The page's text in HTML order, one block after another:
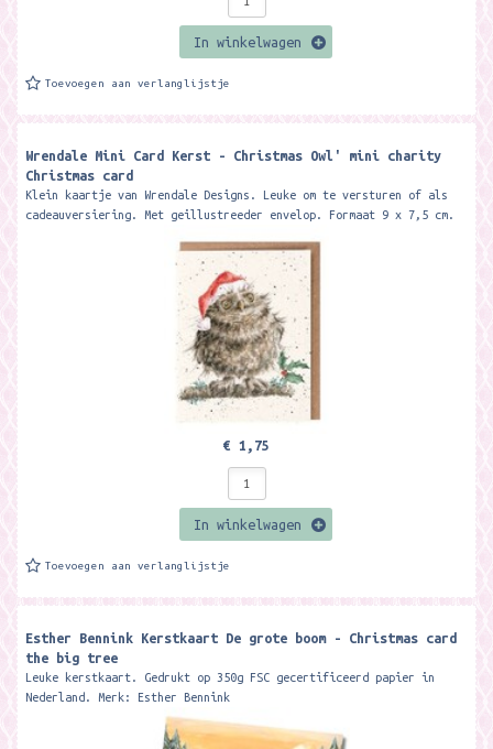
In winkelwagen
Toevoegen aan verlanglijstje
Wrendale Mini Card Kerst - Christmas Owl' mini charity
Christmas card
Klein kaartje van Wrendale Designs. Leuke om te versturen of als
cadeauversiering. Met geillustreeder envelop. Formaat 9 x 7,5 cm.
€ 1,75
In winkelwagen
Toevoegen aan verlanglijstje
Esther Bennink Kerstkaart De grote boom - Christmas card
the big tree
Leuke kerstkaart. Gedrukt op 350g FSC gecertificeerd papier in
Nederland. Merk: Esther Bennink